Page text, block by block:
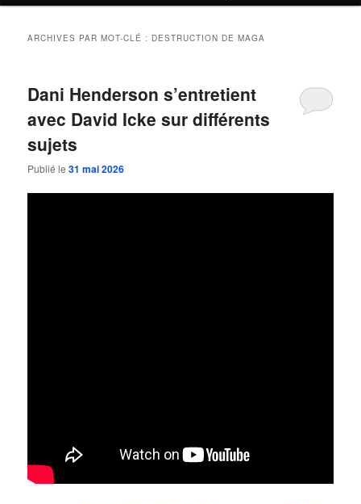
ARCHIVES PAR MOT-CLÉ : DESTRUCTION DE MAGA
Dani Henderson s’entretient
avec David Icke sur différents
sujets
Publié le31 mai 2026